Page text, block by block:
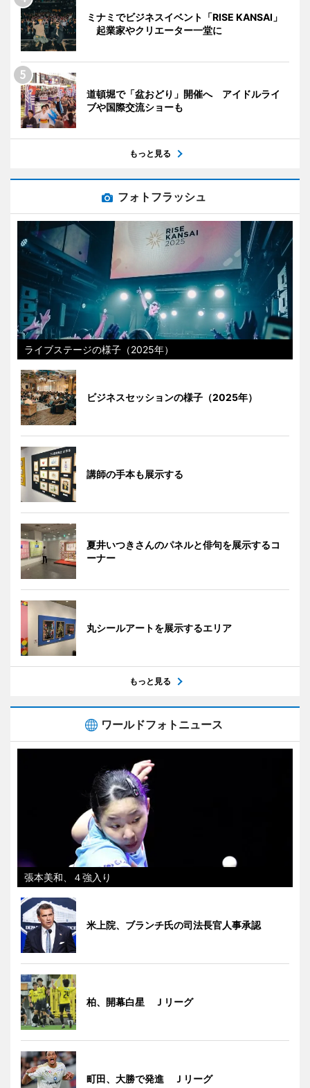
ミナミでビジネスイベント「RISE KANSAI」
起業家やクリエーター一堂に
道頓堀で「盆おどり」開催へ アイドルライ
ブや国際交流ショーも
もっと見る
フォトフラッシュ
ライブステージの様子（2025年）
ビジネスセッションの様子（2025年）
講師の手本も展示する
夏井いつきさんのパネルと俳句を展示するコ
ーナー
丸シールアートを展示するエリア
もっと見る
ワールドフォトニュース
張本美和、４強入り
米上院、ブランチ氏の司法長官人事承認
柏、開幕白星 Ｊリーグ
町田、大勝で発進 Ｊリーグ